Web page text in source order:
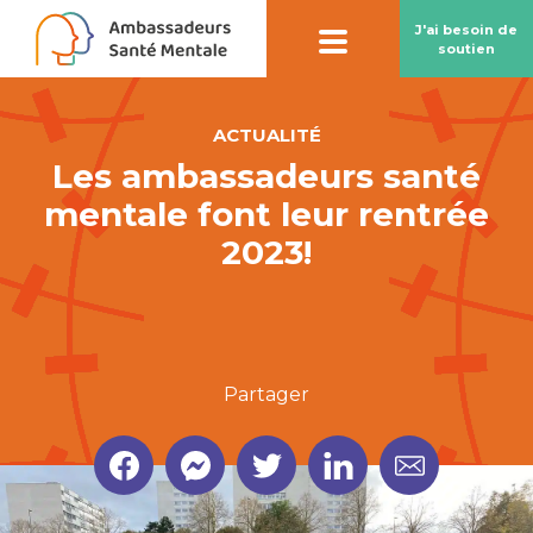
J'ai besoin de
soutien
ACTUALITÉ
Les ambassadeurs santé
mentale font leur rentrée
2023!
Partager
Contact parchatbot
Notre chatbot peut vous aider à préserver
votre santé mentale
En savoir plus